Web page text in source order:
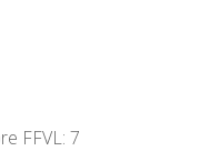
FFVL: 7